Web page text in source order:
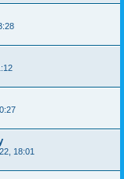
18:01